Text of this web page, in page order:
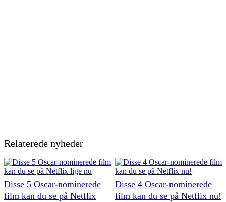
Relaterede nyheder
Disse 5 Oscar-nominerede
film kan du se på Netflix
Disse 4 Oscar-nominerede
film kan du se på Netflix nu!